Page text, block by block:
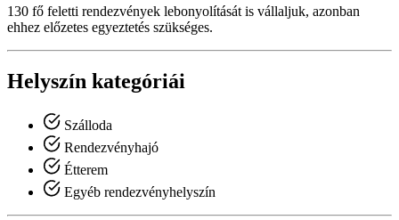
130 fő feletti rendezvények lebonyolítását is vállaljuk, azonban
ehhez előzetes egyeztetés szükséges.
Helyszín kategóriái
Szálloda
Rendezvényhajó
Étterem
Egyéb rendezvényhelyszín